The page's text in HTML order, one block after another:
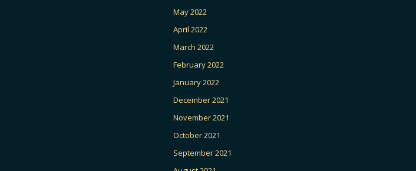
May 2022
April 2022
March 2022
February 2022
January 2022
December 2021
November 2021
October 2021
September 2021